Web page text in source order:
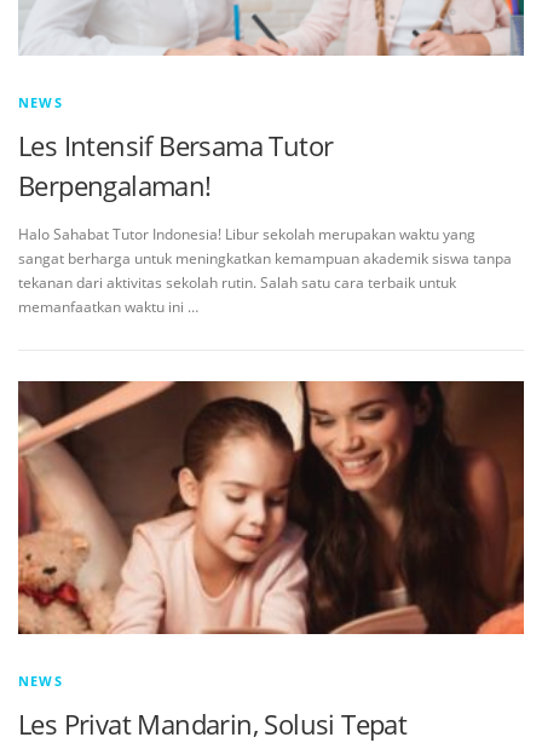
NEWS
Les Intensif Bersama Tutor
Berpengalaman!
Halo Sahabat Tutor Indonesia! Libur sekolah merupakan waktu yang
sangat berharga untuk meningkatkan kemampuan akademik siswa tanpa
tekanan dari aktivitas sekolah rutin. Salah satu cara terbaik untuk
memanfaatkan waktu ini …
NEWS
Les Privat Mandarin, Solusi Tepat